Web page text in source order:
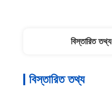
বিস্তারিত তথ্য
বিস্তারিত তথ্য